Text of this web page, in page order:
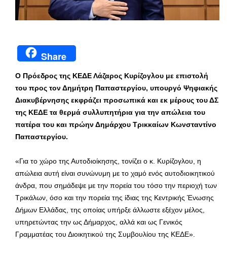
Share
Ο Πρόεδρος της ΚΕΔΕ Λάζαρος Κυρίζογλου με επιστολή
του προς τον Δημήτρη Παπαστεργίου, υπουργό Ψηφιακής
Διακυβέρνησης εκφράζει προσωπικά και εκ μέρους του ΔΣ
της ΚΕΔΕ τα θερμά συλλυπητήρια για την απώλεια του
πατέρα του και πρώην Δημάρχου Τρικκαίων Κωνσταντίνο
Παπαστεργίου.
«Για το χώρο της Αυτοδιοίκησης, τονίζει ο κ. Κυρίζογλου, η
απώλεια αυτή είναι συνώνυμη με το χαμό ενός αυτοδιοικητικού
άνδρα, που σημάδεψε με την πορεία του τόσο την περιοχή των
Τρικάλων, όσο και την πορεία της ίδιας της Κεντρικής Ένωσης
Δήμων Ελλάδας, της οποίας υπήρξε άλλωστε εξέχον μέλος,
υπηρετώντας την ως Δήμαρχος, αλλά και ως Γενικός
Γραμματέας του Διοικητικού της Συμβουλίου της ΚΕΔΕ».